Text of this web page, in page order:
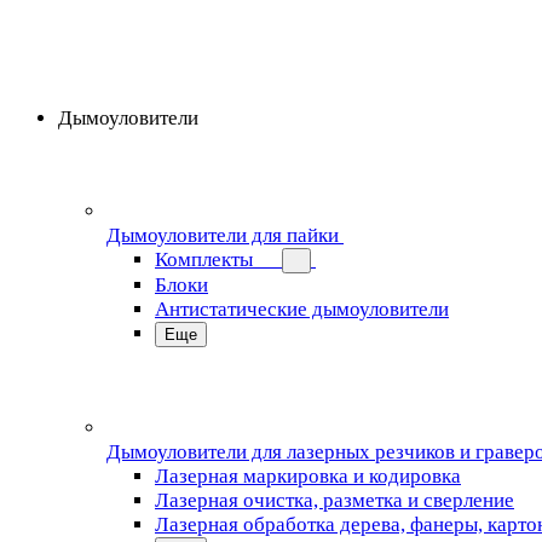
Дымоуловители
Дымоуловители для пайки
Комплекты
Блоки
Антистатические дымоуловители
Еще
Дымоуловители для лазерных резчиков и
Лазерная маркировка и кодировка
Лазерная очистка, разметка и сверление
Лазерная обработка дерева, фанеры,